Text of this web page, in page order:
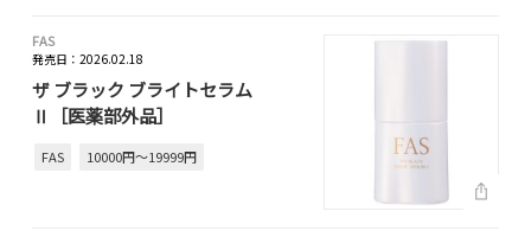
FAS
発売日：2026.02.18
ザ ブラック ブライトセラム
Ⅱ［医薬部外品］
FAS 10000円～19999円